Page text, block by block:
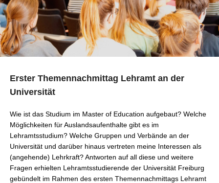
Erster Themennachmittag Lehramt an der
Universität
Wie ist das Studium im Master of Education aufgebaut? Welche
Möglichkeiten für Auslandsaufenthalte gibt es im
Lehramtsstudium? Welche Gruppen und Verbände an der
Universität und darüber hinaus vertreten meine Interessen als
(angehende) Lehrkraft? Antworten auf all diese und weitere
Fragen erhielten Lehramtsstudierende der Universität Freiburg
gebündelt im Rahmen des ersten Themennachmittags Lehramt